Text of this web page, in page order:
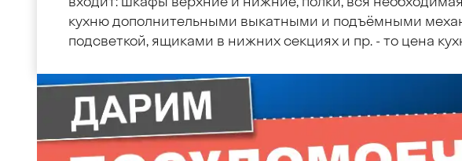
кухню дополнительными выкатными и подъёмными
подсветкой, ящиками в нижних секциях и пр. - то цена